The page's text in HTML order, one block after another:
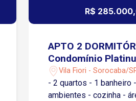
R$
APTO 2
Condomínio
Sorocaba - Vila
Vila Fiori - Sorocaba/
- 2 quartos - 1 banheiro
ambientes - cozinha -